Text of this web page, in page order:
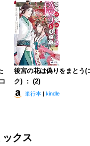
後宮の花は偽りをまとう(
ク) ： (2)
単行本 kindle
クス